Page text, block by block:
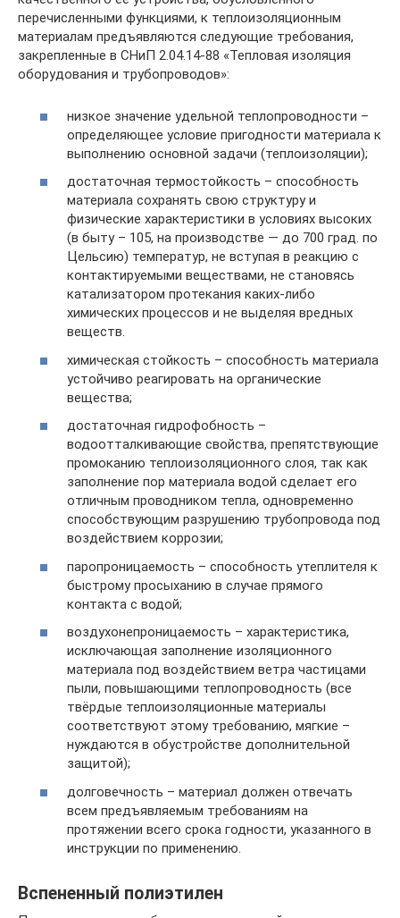
перечисленными функциями, к теплоизоляционным
материалам предъявляются следующие требования,
закрепленные в СНиП 2.04.14-88 «Тепловая изоляция
оборудования и трубопроводов»:
низкое значение удельной теплопроводности –
определяющее условие пригодности материала к
выполнению основной задачи (теплоизоляции);
достаточная термостойкость – способность
материала сохранять свою структуру и
физические характеристики в условиях высоких
(в быту – 105, на производстве — до 700 град. по
Цельсию) температур, не вступая в реакцию с
контактируемыми веществами, не становясь
катализатором протекания каких-либо
химических процессов и не выделяя вредных
веществ.
химическая стойкость – способность материала
устойчиво реагировать на органические
вещества;
достаточная гидрофобность –
водоотталкивающие свойства, препятствующие
промоканию теплоизоляционного слоя, так как
заполнение пор материала водой сделает его
отличным проводником тепла, одновременно
способствующим разрушению трубопровода под
воздействием коррозии;
паропроницаемость – способность утеплителя к
быстрому просыханию в случае прямого
контакта с водой;
воздухонепроницаемость – характеристика,
исключающая заполнение изоляционного
материала под воздействием ветра частицами
пыли, повышающими теплопроводность (все
твёрдые теплоизоляционные материалы
соответствуют этому требованию, мягкие –
нуждаются в обустройстве дополнительной
защитой);
долговечность – материал должен отвечать
всем предъявляемым требованиям на
протяжении всего срока годности, указанного в
инструкции по применению.
Вспененный полиэтилен